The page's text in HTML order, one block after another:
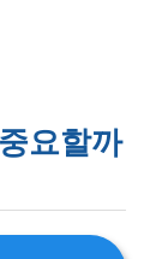
요할까